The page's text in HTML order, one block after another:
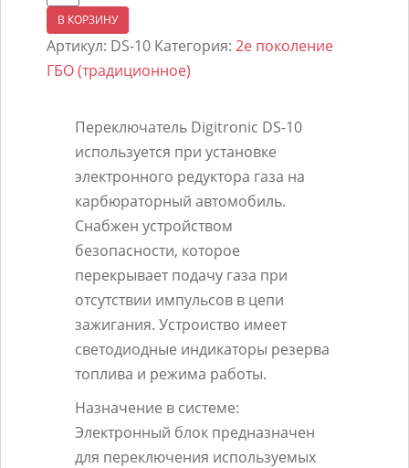
товара
Переключатель
"газ-
бензин"
DIGITRONIC
В КОРЗИНУ
Артикул: DS-10 Категория: 2е поколение
ГБО (традиционное)
Переключатель Digitronic DS-10
используется при установке
электронного редуктора газа на
карбюраторный автомобиль.
Снабжен устройством
безопасности, которое
перекрывает подачу газа при
отсутствии импульсов в цепи
зажигания. Устроиство имеет
светодиодные индикаторы резерва
топлива и режима работы.
Назначение в системе:
Электронный блок предназначен
для переключения используемых